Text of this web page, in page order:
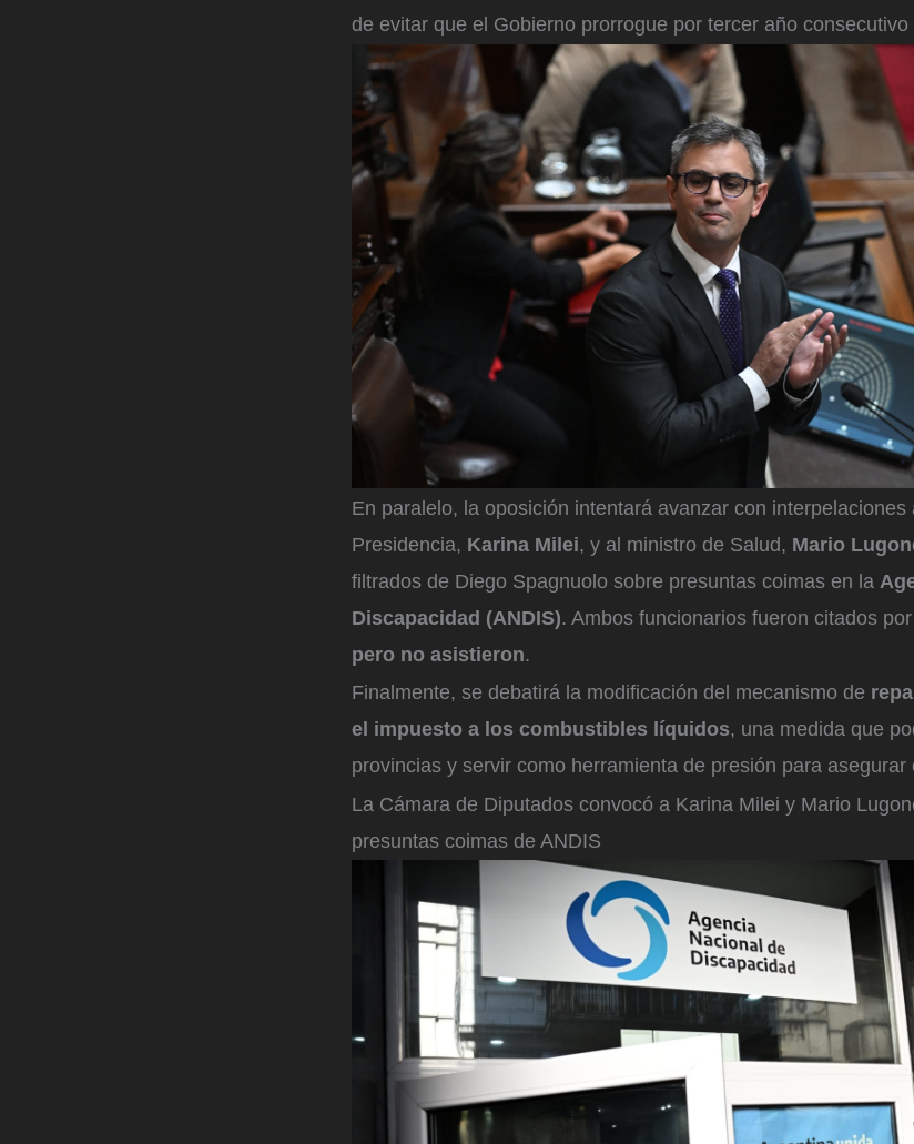
de evitar que el Gobierno prorrogue por tercer año
En paralelo, la oposición intentará avanzar con
Presidencia, Karina Milei, y al ministro de Salud, Mario
filtrados de Diego Spagnuolo sobre presuntas coimas en la
Discapacidad (ANDIS). Ambos funcionarios fueron citados
pero no asistieron.
Finalmente, se debatirá la modificación del mecanismo de
el impuesto a los combustibles líquidos, una medida que
provincias y servir como herramienta de presión para asegurar
La Cámara de Diputados convocó a Karina Milei y Mario
presuntas coimas de ANDIS